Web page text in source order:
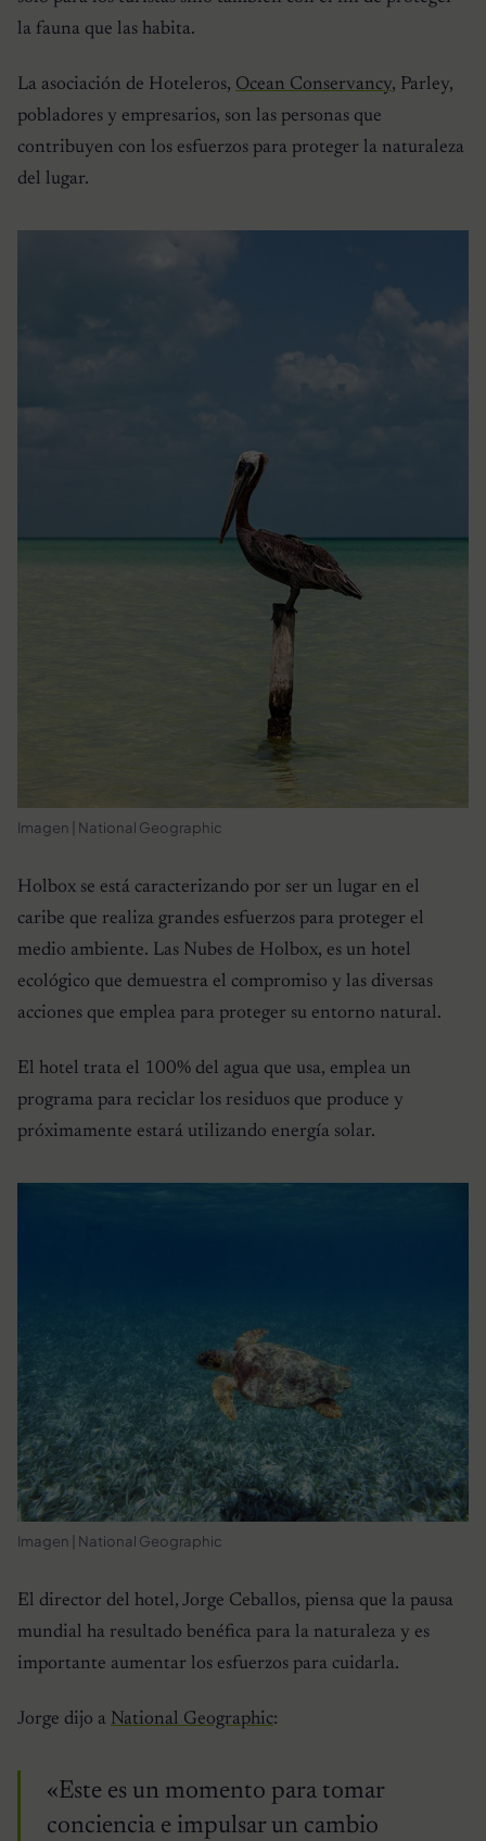
la fauna que las habita.
La asociación de Hoteleros, Ocean Conservancy, Parley,
pobladores y empresarios, son las personas que
contribuyen con los esfuerzos para proteger la naturaleza
del lugar.
Imagen | National Geographic
Holbox se está caracterizando por ser un lugar en el
caribe que realiza grandes esfuerzos para proteger el
medio ambiente. Las Nubes de Holbox, es un hotel
ecológico que demuestra el compromiso y las diversas
acciones que emplea para proteger su entorno natural.
El hotel trata el 100% del agua que usa, emplea un
programa para reciclar los residuos que produce y
próximamente estará utilizando energía solar.
Imagen | National Geographic
El director del hotel, Jorge Ceballos, piensa que la pausa
mundial ha resultado benéfica para la naturaleza y es
importante aumentar los esfuerzos para cuidarla.
Jorge dijo a National Geographic:
«Este es un momento para tomar
conciencia e impulsar un cambio